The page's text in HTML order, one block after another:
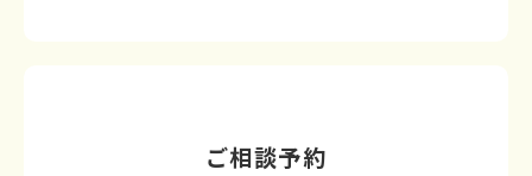
ご相談予約